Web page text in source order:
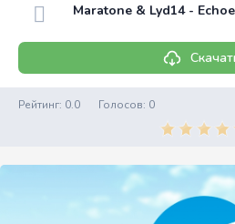
Maratone & Lyd14 -
Рейтинг: 0.0 Голосов: 0